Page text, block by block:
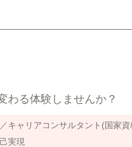
わる体験しませんか？
キャリアコンサルタント(国家資
実現